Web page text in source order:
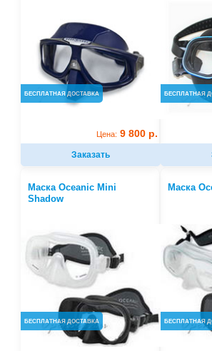
БЕСПЛАТНАЯ ДОСТАВКА
Цена: 9 800 р.
Заказать
БЕСПЛАТНАЯ
Маска Oceanic Mini
Shadow
БЕСПЛАТНАЯ ДОСТАВКА
Маска
БЕСПЛАТНАЯ